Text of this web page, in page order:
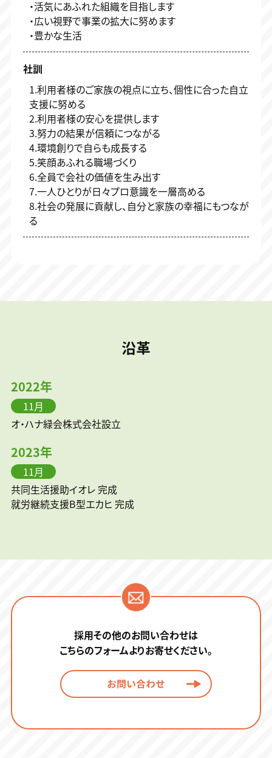
・活気にあふれた組織を目指します
・広い視野で事業の拡大に努めます
・豊かな生活
社訓
1.利用者様のご家族の視点に立ち、個性に合った自立
支援に努める
2.利用者様の安心を提供します
3.努力の結果が信頼につながる
4.環境創りで自らも成長する
5.笑顔あふれる職場づくり
6.全員で会社の価値を生み出す
7.一人ひとりが日々プロ意識を一層高める
8.社会の発展に貢献し、自分と家族の幸福にもつなが
る
沿革
2022年
11月
オ・ハナ緑会株式会社設立
2023年
11月
共同生活援助イオレ 完成
就労継続支援B型エカヒ 完成
採用その他のお問い合わせは
こちらのフォームよりお寄せください。
お問い合わせ